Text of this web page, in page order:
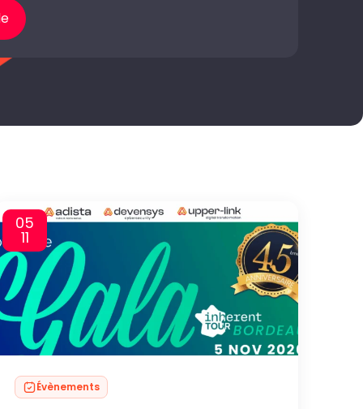
05
11
Évènements